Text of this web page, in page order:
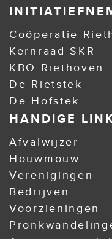
Coöperatie
Kernraad SKR
KBO Riethoven
De Rietstek
De Hofstek
HANDIGE
Afvalwijzer
Houwmouw
Verenigingen
Bedrijven
Voorzieningen